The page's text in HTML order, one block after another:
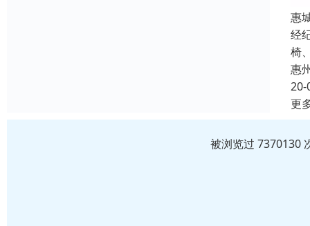
惠
经
椅
惠
20-
更
被浏览过 7370130